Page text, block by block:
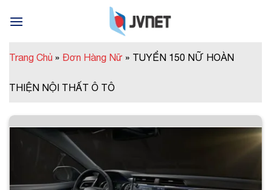
Trang Chủ » Đơn Hàng Nữ » TUYỂN 150 NỮ HOÀN
THIỆN NỘI THẤT Ô TÔ